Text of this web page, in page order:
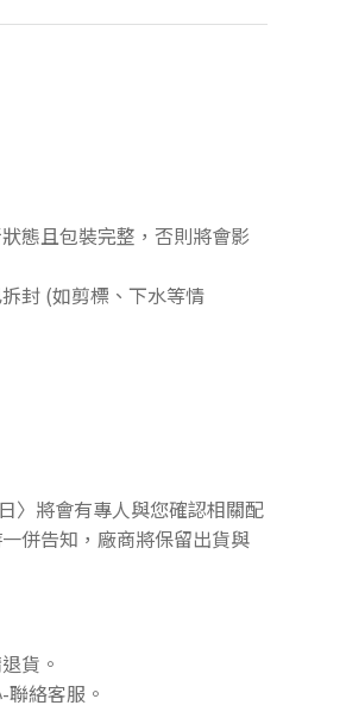
態且包裝完整，否則將會影
封 (如剪標、下水等情
〉將會有專人與您確認相關配
併告知，廠商將保留出貨與
貨。
絡客服。